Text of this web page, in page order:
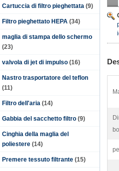
Cartuccia di filtro pieghettata (9)
Filtro pieghettato HEPA (34)
maglia di stampa dello schermo
(23)
valvola di jet di impulso (16)
Nastro trasportatore del teflon
(11)
Filtro dell'aria (14)
Gabbia del sacchetto filtro (9)
Cinghia della maglia del
poliestere (14)
Premere tessuto filtrante (15)